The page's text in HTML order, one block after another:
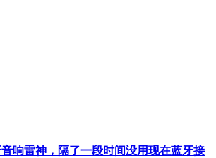
响雷神，隔了一段时间没用现在蓝牙接